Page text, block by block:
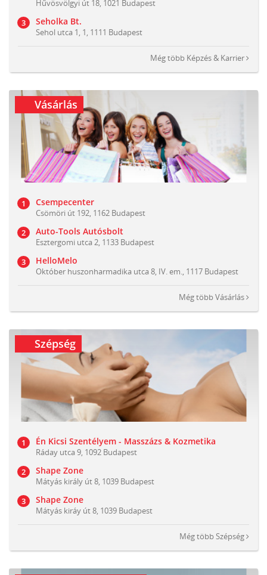
Hűvösvölgyi út 18, 1021 Budapest
Seholka Bt.
Sehol utca 1, 1, 1111 Budapest
Még több Képzés & Karrier
Vásárlás
Csempecenter
Csömöri út 192, 1162 Budapest
Auto-Tools Autósbolt
Esztergomi utca 2, 1133 Budapest
HelloMelo
Október huszonharmadika utca 8, IV. em., 1117 Budapest
Még többVásárlás
Szépség
Én Kicsi Szentélyem - Masszázs & Kozmetika
Ráday utca 9, 1092 Budapest
Shape Zone
Mátyás király út 8, 1039 Budapest
Shape Zone
Mátyás kiráy út 8, 1039 Budapest
Még többSzépség